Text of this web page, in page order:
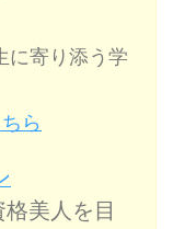
に寄り添う学
ら
格美人を目